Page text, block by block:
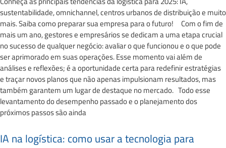
sustentabilidade, omnichannel, centros urbanos de distribuição e muito
mais. Saiba como preparar sua empresa para o futuro! Com o fim de
mais um ano, gestores e empresários se dedicam a uma etapa crucial
no sucesso de qualquer negócio: avaliar o que funcionou e o que pode
ser aprimorado em suas operações. Esse momento vai além de
análises e reflexões; é a oportunidade certa para redefinir estratégias
e traçar novos planos que não apenas impulsionam resultados, mas
também garantem um lugar de destaque no mercado. Todo esse
levantamento do desempenho passado e o planejamento dos
próximos passos são ainda
IA na logística: como usar a tecnologia para